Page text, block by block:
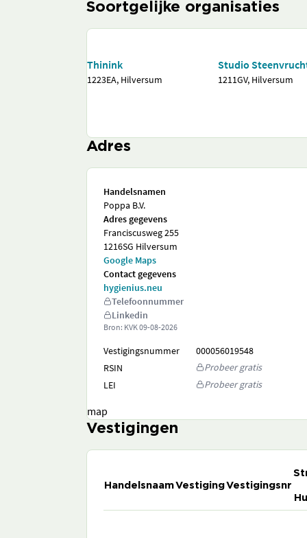
Soortgelijke organisaties
Thinink
1223EA, Hilversum
Studio
1211GV, Hilversum
Adres
Handelsnamen
Poppa B.V.
Adres gegevens
Franciscusweg 255
1216SG Hilversum
Google Maps
Contact gegevens
hygienius.neu
Telefoonnummer
Linkedin
Bron: KVK09-08-2026
Vestigingsnummer
000056019548
RSIN
Probeer gratis
LEI
Probeer gratis
map
Vestigingen
HandelsnaamVestigingVestigingsnr